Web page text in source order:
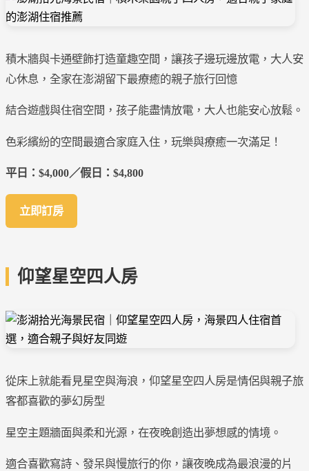
積木牆與卡通壁飾打造童趣空間，讓孩子邊玩邊放電，大人安
心休息，全家在澎湖留下最療癒的親子旅行回憶
結合遊戲與住宿空間，孩子能盡情放電，大人也能安心放鬆。
色彩繽紛的空間最適合家庭入住，玩樂與療癒一次滿足！
平日：$4,000／假日：$4,800
立即訂房
仰望星空四人房
從床上就能看見星空與海浪，仰望星空四人房是情侶與親子旅
客都喜歡的夢幻房型
星空主題牆面與柔和光源，在夜晚創造出夢想感的情境。
適合喜歡寫詩、發呆與慢旅行的你，讓夜晚成為最浪漫的片